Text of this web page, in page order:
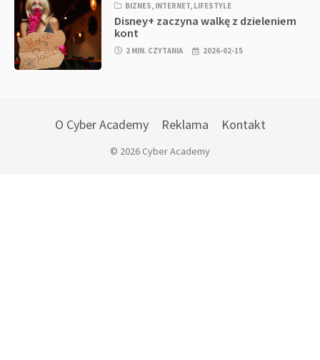
BIZNES, INTERNET, LIFESTYLE
Disney+ zaczyna walkę z dzieleniem
kont
2 MIN. CZYTANIA 2026-02-15
O Cyber Academy Reklama Kontakt
© 2026 Cyber Academy